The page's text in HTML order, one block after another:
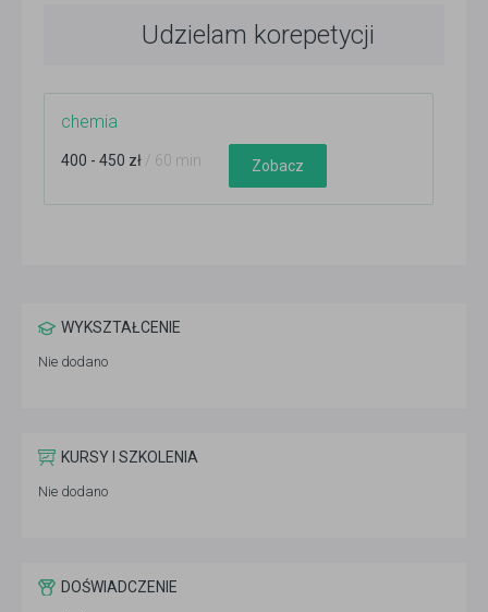
Udzielam korepetycji
chemia
400 - 450 zł / 60 min Zobacz
WYKSZTAŁCENIE
Nie dodano
KURSY I SZKOLENIA
Nie dodano
DOŚWIADCZENIE